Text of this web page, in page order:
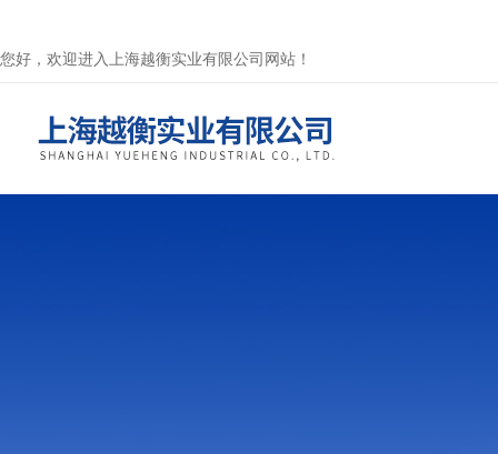
您好，欢迎进入上海越衡实业有限公司网站！